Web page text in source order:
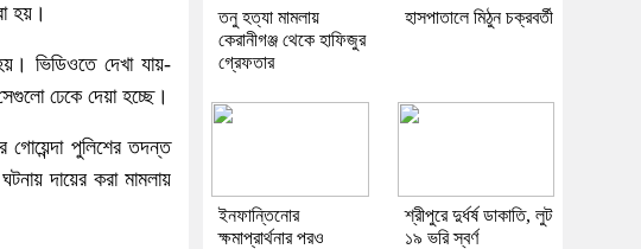
হয়।
ভিডিওতে দেখা যায়-
ঢেকে দেয়া হচ্ছে।
পুলিশের তদন্ত
দায়ের করা মামলায়
তনু হত্যা মামলায়
কেরানীগঞ্জ থেকে হাফিজুর
গ্রেফতার
হাসপাতালে মিঠুন চক্রবর্তী
ইনফান্তিনোর
ক্ষমাপ্রার্থনার পরও
শ্রীপুরে দুর্ধর্ষ ডাকাতি, লুট
১৯ ভরি স্বর্ণ